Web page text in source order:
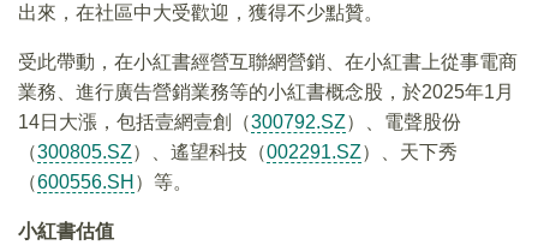
出來，在社區中大受歡迎，獲得不少點贊。
受此帶動，在小紅書經營互聯網營銷、在小紅書上從事電商
業務、進行廣告營銷業務等的小紅書概念股，於2025年1月
14日大漲，包括壹網壹創（300792.SZ）、電聲股份
（300805.SZ）、遙望科技（002291.SZ）、天下秀
（600556.SH ）等。
小紅書估值